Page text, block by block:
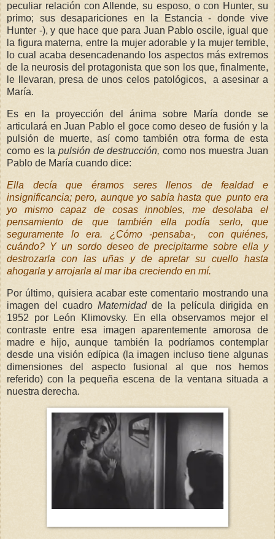
peculiar relación con Allende, su esposo, o con Hunter, su
primo; sus desapariciones en la Estancia - donde vive
Hunter -), y que hace que para Juan Pablo oscile, igual que
la figura materna, entre la mujer adorable y la mujer terrible,
lo cual acaba desencadenando los aspectos más extremos
de la neurosis del protagonista que son los que, finalmente,
le llevaran, presa de unos celos patológicos, a asesinar a
María.
Es en la proyección del ánima sobre María donde se
articulará en Juan Pablo el goce como deseo de fusión y la
pulsión de muerte, así como también otra forma de esta
como es la pulsión de destrucción, como nos muestra Juan
Pablo de María cuando dice:
Ella decía que éramos seres llenos de fealdad e
insignificancia; pero, aunque yo sabía hasta que punto era
yo mismo capaz de cosas innobles, me desolaba el
pensamiento de que también ella podía serlo, que
seguramente lo era. ¿Cómo -pensaba-, con quiénes,
cuándo? Y un sordo deseo de precipitarme sobre ella y
destrozarla con las uñas y de apretar su cuello hasta
ahogarla y arrojarla al mar iba creciendo en mí.
Por último, quisiera acabar este comentario mostrando una
imagen del cuadro Maternidad de la película dirigida en
1952 por León Klimovsky. En ella observamos mejor el
contraste entre esa imagen aparentemente amorosa de
madre e hijo, aunque también la podríamos contemplar
desde una visión edípica (la imagen incluso tiene algunas
dimensiones del aspecto fusional al que nos hemos
referido) con la pequeña escena de la ventana situada a
nuestra derecha.